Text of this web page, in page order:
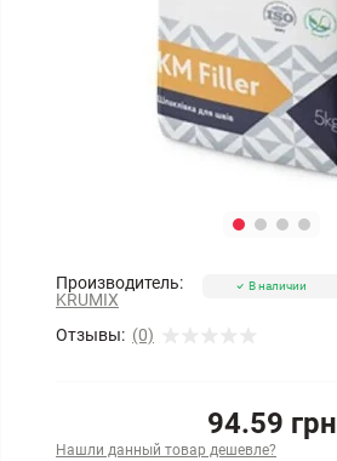
Производитель:
KRUMIX
Отзывы: (0)
В наличии
94.59 грн
Нашли данный товар дешевле?